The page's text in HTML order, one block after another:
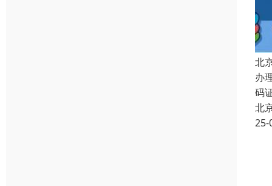
北
办
码
北
25-